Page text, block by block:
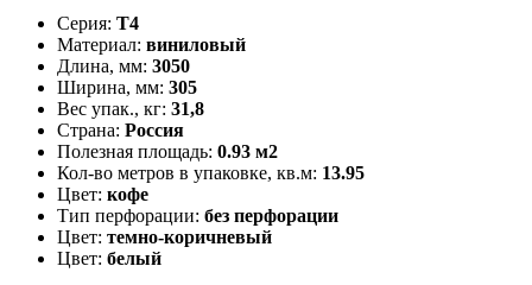
Серия: T4
Материал: виниловый
Длина, мм: 3050
Ширина, мм: 305
Вес упак., кг: 31,8
Страна: Россия
Полезная площадь: 0.93 м2
Кол-во метров в упаковке, кв.м: 13.95
Цвет: кофе
Тип перфорации: без перфорации
Цвет: темно-коричневый
Цвет: белый